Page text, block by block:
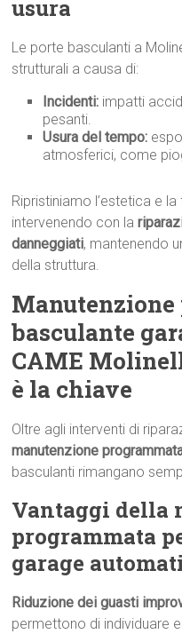
usura
Le porte basculanti a
strutturali a causa di:
Incidenti: impatti
pesanti.
Usura del tempo:
atmosferici, come
Ripristiniamo l’estetica e
intervenendo con la
danneggiati, mantenendo
della struttura.
basculante
CAME
è la chiave
Oltre agli interventi di
manutenzione
basculanti rimangano
Vantaggi della
programmata
garage
Riduzione dei guasti
permettono di individuare